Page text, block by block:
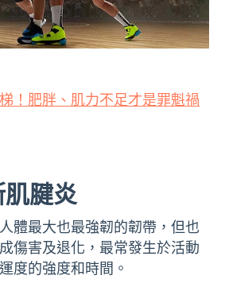
！肥胖、肌力不足才是罪魁禍
腱炎
體最大也最強韌的韌帶，但也
傷害及退化，最常發生於活動
度的強度和時間。